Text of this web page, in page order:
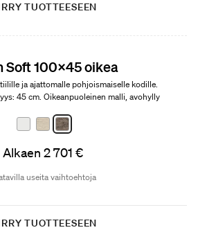
TUOTTEESEEN
Soft 100x45 oikea
ja ajattomalle pohjoismaiselle kodille.
45 cm. Oikeanpuoleinen malli, avohylly
Alkaen 2 701 €
useita vaihtoehtoja
TUOTTEESEEN